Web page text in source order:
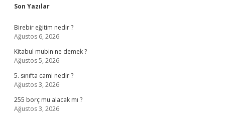
Sidebar
Son Yazılar
Birebir eğitim nedir ?
Ağustos 6, 2026
Kitabul mubin ne demek ?
Ağustos 5, 2026
5. sınıfta cami nedir ?
Ağustos 3, 2026
255 borç mu alacak mı ?
Ağustos 3, 2026